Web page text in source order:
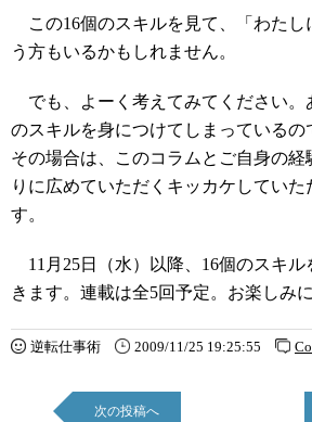
この16個のスキルを見て、「わたし
う方もいるかもしれません。
でも、よーく考えてみてください。
のスキルを身につけてしまっているの
その場合は、このコラムとご自身の経
りに広めていただくキッカケしていた
す。
11月25日（水）以降、16個のスキル
きます。連載は全5回予定。お楽しみに
逆転仕事術 2009/11/25 19:25:55
次の投稿へ